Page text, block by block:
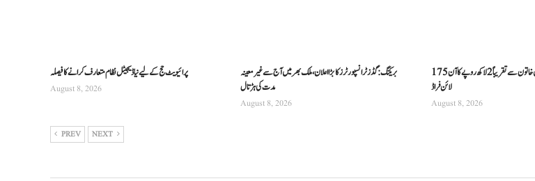
پرائیویٹ حج کے لیے نیا ڈیجیٹل نظام متعارف کرانے کا فیصلہ
August 8, 2026
بریکنگ: گڈز ٹرانسپورٹرز کا بڑا اعلان، ملک بھر میں آج سے غیرمعینہ
مدت کی ہڑتال
August 8, 2026
175 روپے کی واپسی کے چکر میں خاتون سے تقریباً 2 لاکھ روپے کا آن
لائن فراڈ
August 8, 2026
PREV NEXT